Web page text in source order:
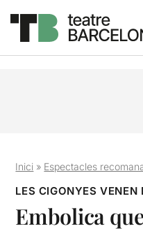
Inici » Espectacles
LES CIGONYES VENEN
Embolica